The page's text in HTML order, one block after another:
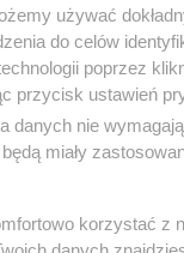
z Łodzi
używać
do celów
poprzez
przycisk ustawień
danych nie
miały
korzystać z